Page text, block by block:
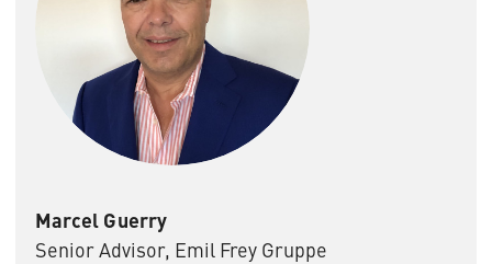
Marcel Guerry
Senior Advisor, Emil Frey Gruppe